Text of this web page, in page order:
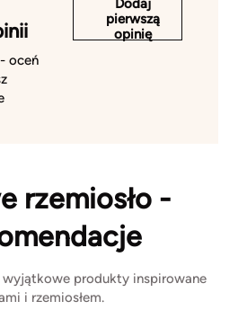
oceń
Dodaj
pierwszą
opinię
rzemiosło -
wyjątkowe produkty inspirowane
i rzemiosłem.